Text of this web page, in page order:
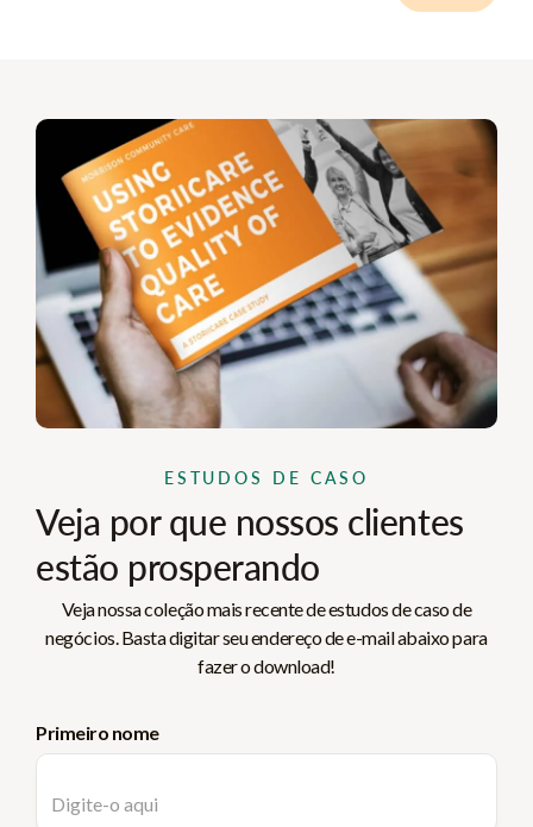
ESTUDOS DE CASO
Veja por que nossos clientes
estão prosperando
Veja nossa coleção mais recente de estudos de caso de
negócios. Basta digitar seu endereço de e-mail abaixo para
fazer o download!
Primeiro nome